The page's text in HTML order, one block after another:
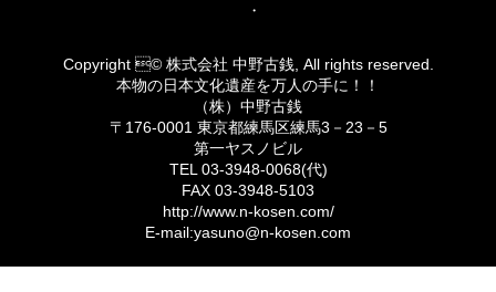
・
Copyright © 株式会社 中野古銭, All rights reserved.
本物の日本文化遺産を万人の手に！！
（株）中野古銭
〒176-0001 東京都練馬区練馬3－23－5
第一ヤスノビル
TEL 03-3948-0068(代)
FAX 03-3948-5103
http://www.n-kosen.com/
E-mail:yasuno@n-kosen.com